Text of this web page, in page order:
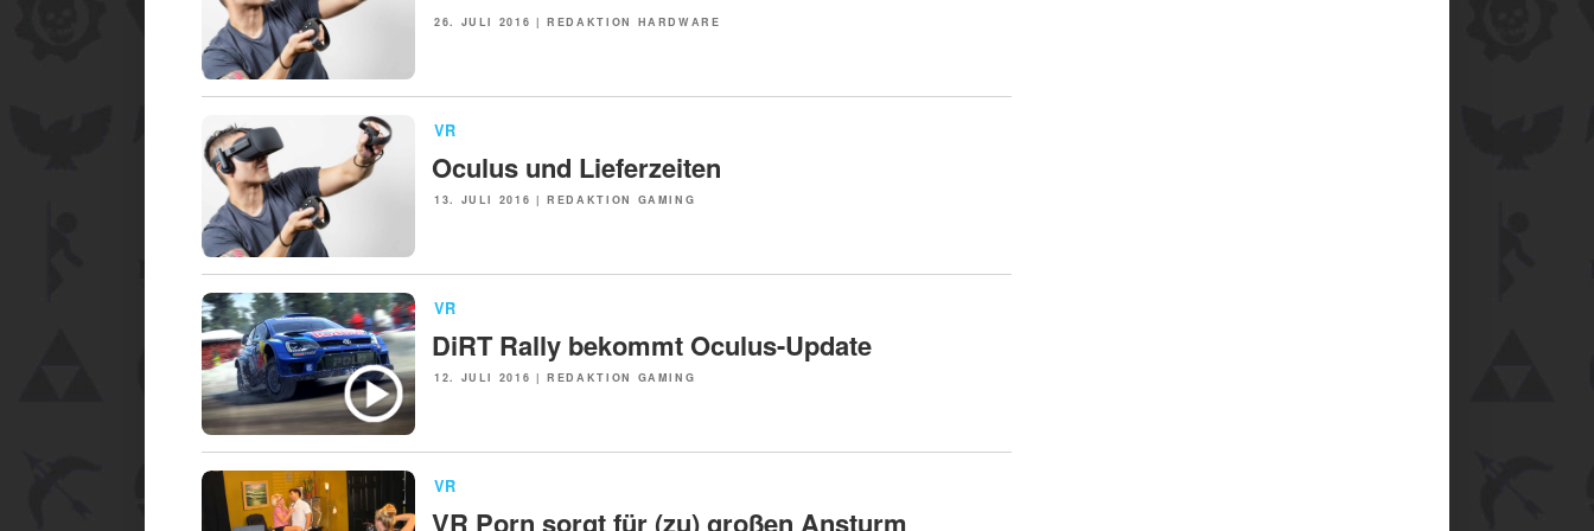
POSTED
26. JULI 2016 |REDAKTION HARDWARE
NEWS VR
Oculus und Lieferzeiten
POSTED
13. JULI 2016 |REDAKTION GAMING
NEWS VR
DiRT Rally bekommt Oculus-Update
POSTED
12. JULI 2016 |REDAKTION GAMING
NEWS VR
VR Porn sorgt für (zu) großen Ansturm